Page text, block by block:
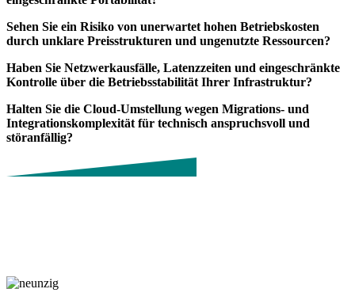
Sehen Sie ein Risiko von unerwartet hohen Betriebskosten
durch unklare Preisstrukturen und ungenutzte Ressourcen?
Haben Sie Netzwerkausfälle, Latenzzeiten und eingeschränkte
Kontrolle über die Betriebsstabilität Ihrer Infrastruktur?
Halten Sie die Cloud-Umstellung wegen Migrations- und
Integrationskomplexität für technisch anspruchsvoll und
störanfällig?